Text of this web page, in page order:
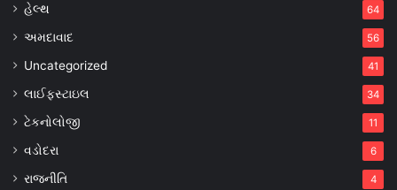
હેલ્થ 64
અમદાવાદ 56
Uncategorized 41
લાઈફસ્ટાઇલ 34
ટેકનોલોજી 11
વડોદરા 6
રાજનીતિ 4